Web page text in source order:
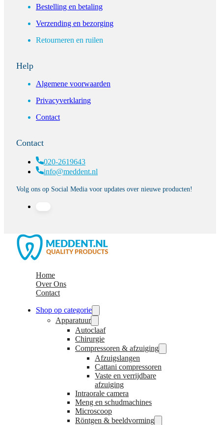
Bestelling en betaling
Verzending en bezorging
Retourneren en ruilen
Help
Algemene voorwaarden
Privacyverklaring
Contact
Contact
020-2619643
info@meddent.nl
Volg ons op Social Media voor updates over nieuwe producten!
Home
Over Ons
Contact
Shop op categorie
Apparatuur
Autoclaaf
Chirurgie
Compressoren & afzuiging
Afzuigslangen
Cattani compressoren
Vaste en verrijdbare
afzuiging
Intraorale camera
Meng en schudmachines
Microscoop
Röntgen & beeldvorming